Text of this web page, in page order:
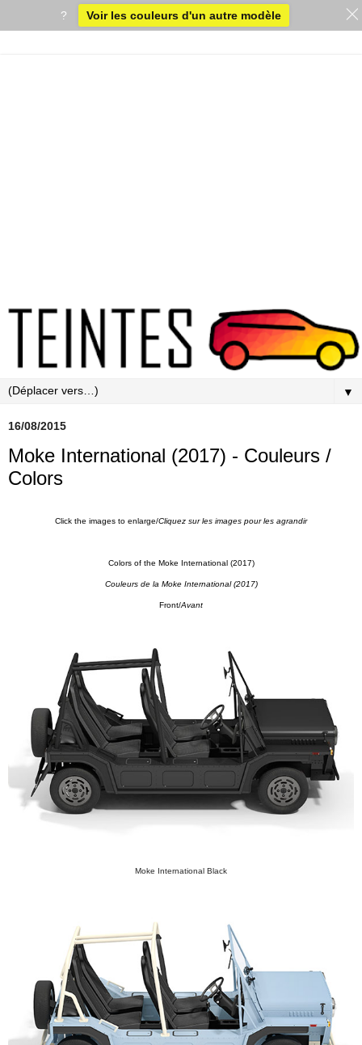
▼
16/08/2015
Moke International (2017) - Couleurs /
Colors
Click the images to enlarge/Cliquez sur les images pour les agrandir
Colors of the Moke International (2017)
Couleurs de la Moke International (2017)
Front/Avant
Moke International Black
? Voir les couleurs d'un autre modèle